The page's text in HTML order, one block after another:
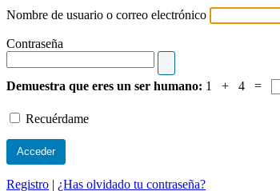
Nombre de usuario o correo electrónico
Contraseña
Demuestra que eres un ser humano: 1 + 4 =
Recuérdame
Registro | ¿Has olvidado tu contraseña?